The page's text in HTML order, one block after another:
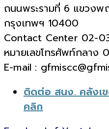
ถนนพระรามที่ 6 แขวงพ
กรุงเทพฯ 10400
Contact Center 02-
หมายเลขโทรศัพท์กลาง
E-mail :
ติดต่อ สนง. คลังเ
คลิก